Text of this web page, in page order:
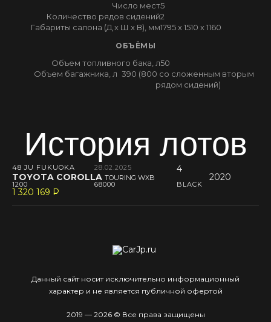
Число мест5
Количество рядов сидений2
Габариты салона (Д x Ш x В), мм1795 x 1510 x 1160
ОБЪЁМЫ
Объем топливного бака, л50
Объем багажника, л 390 (800 со сложенным вторым
рядом сидений)
История лотов
48 JU FUKUOKA 28.02.2025 4
TOYOTA COROLLA TOURING WXB 2020
1200 68000 BLACK
1 320 169 P
--
Данный сайт носит исключительно информационный
характер и не является публичной офертой
2019 — 2026 © Все права защищены